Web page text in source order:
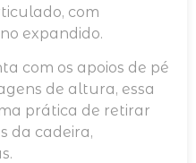
com
expandido.
com os apoios de pé
de altura, essa
prática de retirar
da cadeira,